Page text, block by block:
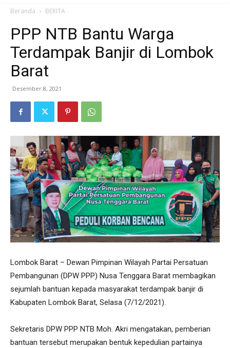
Beranda BERITA
PPP NTB Bantu Warga
Terdampak Banjir di Lombok
Barat
Desember 8, 2021
Lombok Barat – Dewan Pimpinan Wilayah Partai Persatuan
Pembangunan (DPW PPP) Nusa Tenggara Barat membagikan
sejumlah bantuan kepada masyarakat terdampak banjir di
Kabupaten Lombok Barat, Selasa (7/12/2021).
Sekretaris DPW PPP NTB Moh. Akri mengatakan, pemberian
bantuan tersebut merupakan bentuk kepedulian partainya